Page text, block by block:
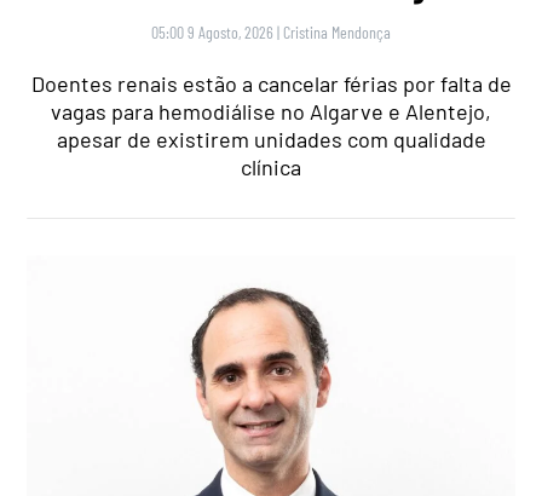
05:00 9 Agosto, 2026 | Cristina Mendonça
Doentes renais estão a cancelar férias por falta de
vagas para hemodiálise no Algarve e Alentejo,
apesar de existirem unidades com qualidade
clínica